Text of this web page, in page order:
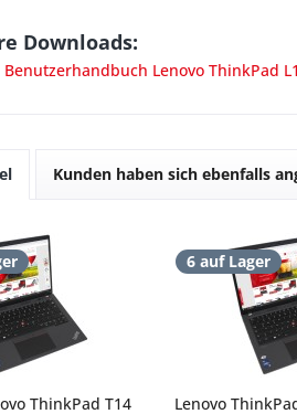
Downloads:
Lenovo ThinkPad
Kunden haben sich ebenfalls
ThinkPad T14
6 auf Lager
Lenovo